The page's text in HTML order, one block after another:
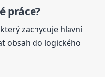
práce?
zachycuje hlavní
obsah do logického